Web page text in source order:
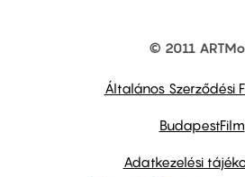
© 2011
Általános Szerződési
BudapestFilm
Adatkezelési